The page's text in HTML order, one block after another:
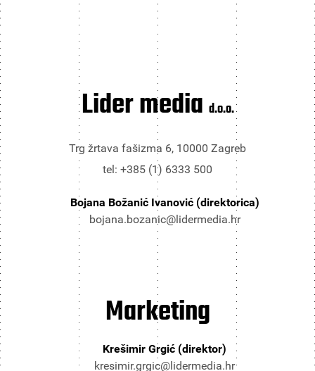
Lider media d.o.o.
Trg žrtava fašizma 6, 10000 Zagreb
tel: +385 (1) 6333 500
Bojana Božanić Ivanović (direktorica)
bojana.bozanic@lidermedia.hr
Marketing
Krešimir Grgić (direktor)
kresimir.grgic@lidermedia.hr